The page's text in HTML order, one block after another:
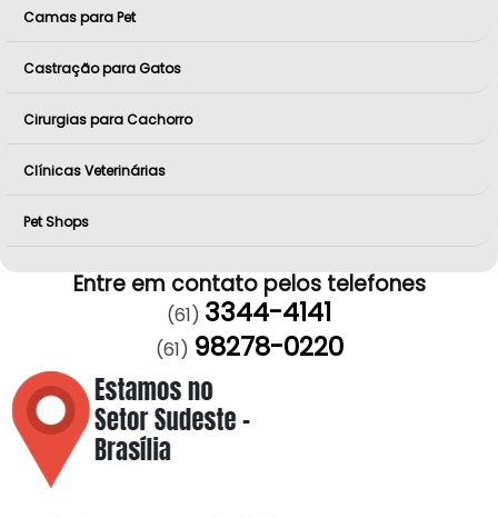
Camas para Pet
Castração para Gatos
Cirurgias para Cachorro
Clínicas Veterinárias
Pet Shops
Entre em contato pelos telefones
(61) 3344-4141
(61) 98278-0220